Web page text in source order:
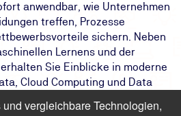
anwendbar, wie Unternehmen
treffen, Prozesse
sichern. Neben
Lernens und der
Sie Einblicke in moderne
Cloud Computing und Data
für den erfolgreichen Einsatz
vergleichbare Technologien,